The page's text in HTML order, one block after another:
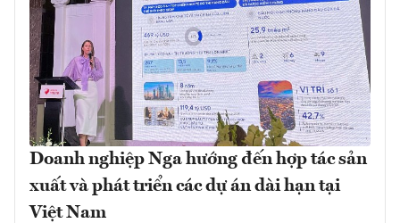
Doanh nghiệp Nga hướng đến hợp tác sản
xuất và phát triển các dự án dài hạn tại
Việt Nam